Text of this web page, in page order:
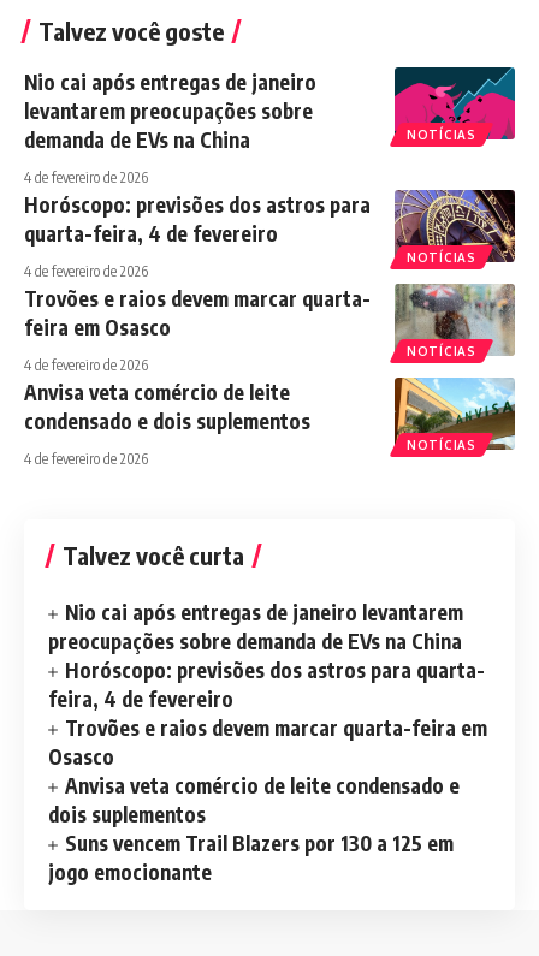
Talvez você goste
NOTÍCIAS
Nio cai após entregas de janeiro
levantarem preocupações sobre
demanda de EVs na China
4 de fevereiro de 2026
NOTÍCIAS
Horóscopo: previsões dos astros para
quarta-feira, 4 de fevereiro
4 de fevereiro de 2026
NOTÍCIAS
Trovões e raios devem marcar quarta-
feira em Osasco
4 de fevereiro de 2026
NOTÍCIAS
Anvisa veta comércio de leite
condensado e dois suplementos
4 de fevereiro de 2026
Talvez você curta
Nio cai após entregas de janeiro levantarem
preocupações sobre demanda de EVs na China
Horóscopo: previsões dos astros para quarta-
feira, 4 de fevereiro
Trovões e raios devem marcar quarta-feira em
Osasco
Anvisa veta comércio de leite condensado e
dois suplementos
Suns vencem Trail Blazers por 130 a 125 em
jogo emocionante